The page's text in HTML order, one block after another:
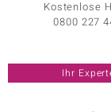
Kostenlose
0800 227
Ihr